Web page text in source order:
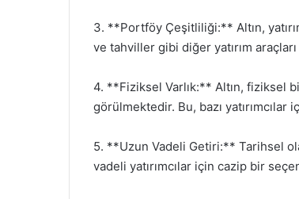
3. **Portföy Çeşitliliği:** Altın,
ve tahviller gibi diğer yatırım
4. **Fiziksel Varlık:** Altın, fiziksel
görülmektedir. Bu, bazı
5. **Uzun Vadeli Getiri:** Tarihsel
vadeli yatırımcılar için cazip bir